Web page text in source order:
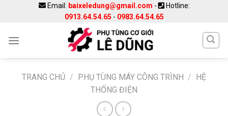
Email: baixeledung@gmail.com -
Hotline:
0913.64.54.65 - 0983.64.54.65
TRANG CHỦ / PHỤ TÙNG MÁY CÔNG TRÌNH / HỆ
THỐNG ĐIỆN